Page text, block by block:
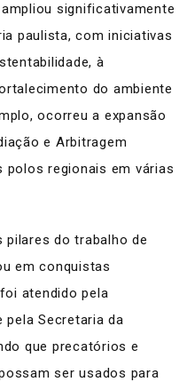
significativamente
paulista, com iniciativas
à
do ambiente
ocorreu a expansão
e Arbitragem
polos regionais em várias
do trabalho de
em conquistas
atendido pela
pela Secretaria da
que precatórios e
ser usados para